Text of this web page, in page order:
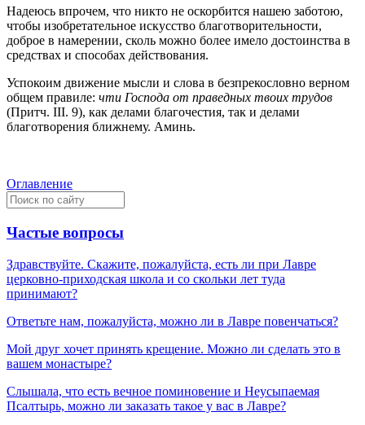
Надеюсь впрочем, что никто не оскорбится нашею заботою,
чтобы изобретательное искусство благотворительности,
доброе в намерении, сколь можно более имело достоинства в
средствах и способах действования.
Успокоим движение мысли и слова в безпрекословно верном
общем правиле: чти Господа от праведных твоих трудов
(Притч. III. 9), как делами благочестия, так и делами
благотворения ближнему. Аминь.
Оглавление
Частые вопросы
Здравствуйте. Скажите, пожалуйста, есть ли при Лавре
церковно-приходская школа и со скольки лет туда
принимают?
Ответьте нам, пожалуйста, можно ли в Лавре повенчаться?
Мой друг хочет принять крещение. Можно ли сделать это в
вашем монастыре?
Слышала, что есть вечное поминовение и Неусыпаемая
Псалтырь, можно ли заказать такое у вас в Лавре?